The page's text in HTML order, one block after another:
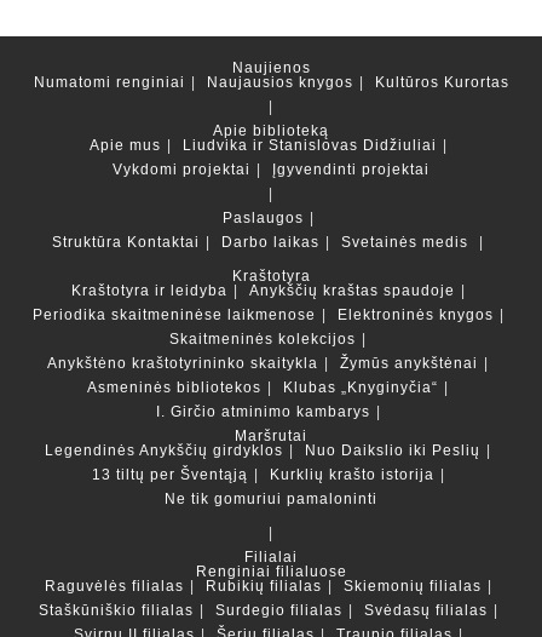
Naujienos
Numatomi renginiai
Naujausios knygos Kultūros Kurortas
Apie biblioteką
Apie mus
Liudvika ir Stanislovas Didžiuliai
Vykdomi projektai
Įgyvendinti projektai
Paslaugos
Struktūra Kontaktai Darbo laikas
Svetainės medis
Kraštotyra
Kraštotyra ir leidyba
Anykščių kraštas spaudoje
Periodika skaitmeninėse laikmenose
Elektroninės knygos
Skaitmeninės kolekcijos
Anykštėno kraštotyrininko skaitykla
Žymūs anykštėnai
Asmeninės bibliotekos
Klubas „Knyginyčia“
I. Girčio atminimo kambarys
Maršrutai
Legendinės Anykščių girdyklos
Nuo Daikslio iki Peslių
13 tiltų per Šventąją
Kurklių krašto istorija
Ne tik gomuriui pamaloninti
Filialai
Renginiai filialuose
Raguvėlės filialas
Rubikių filialas
Skiemonių filialas
Staškūniškio filialas
Surdegio filialas
Svėdasų filialas